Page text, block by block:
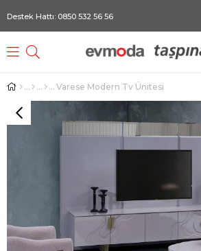
Destek Hattı: 0850 532 56 56
Varese Modern Tv Ünitesi